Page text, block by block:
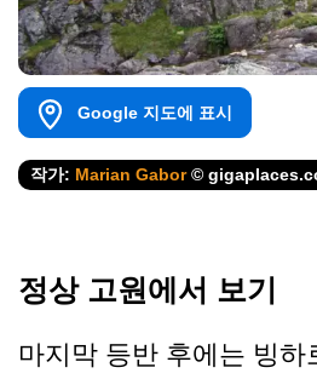
Google 지도에 표시
작가: Marian Gabor©
정상 고원에서 보기
마지막 등반 후에는 빙